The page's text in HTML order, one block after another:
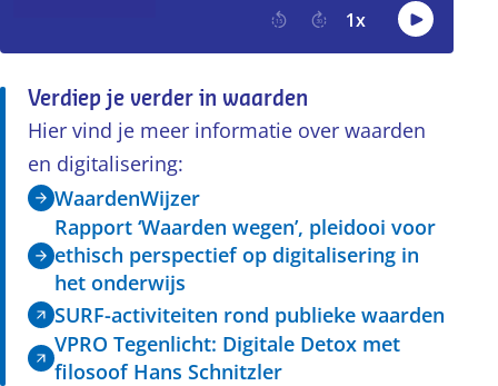
Verdiep je verder in waarden
Hier vind je meer informatie over waarden
en digitalisering:
WaardenWijzer
Rapport ‘Waarden wegen’, pleidooi voor
ethisch perspectief op digitalisering in
het onderwijs
SURF-activiteiten rond publieke waarden
VPRO Tegenlicht: Digitale Detox met
filosoof Hans Schnitzler